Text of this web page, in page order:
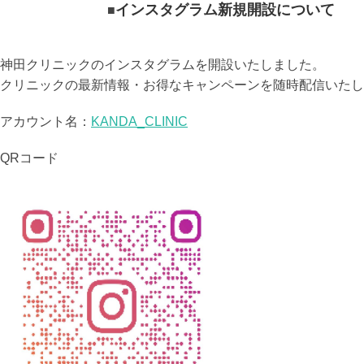
インスタグラム新規開設について
神田クリニックのインスタグラムを開設いたしました。
クリニックの最新情報・お得なキャンペーンを随時配信いた
アカウント名： KANDA_CLINIC
QRコード